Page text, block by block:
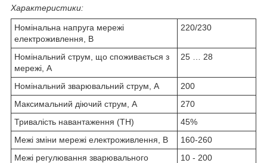
Характеристики:
Номінальна напруга мережі
електроживлення, В
220/230
Номінальний струм, що споживається з
мережі, А
25 … 28
Номінальний зварювальний струм, А
200
Максимальний діючий струм, А
270
Тривалість навантаження (ТН)
45%
Межі зміни мережі електроживлення, В
160-260
Межі регулювання зварювального
10 - 200